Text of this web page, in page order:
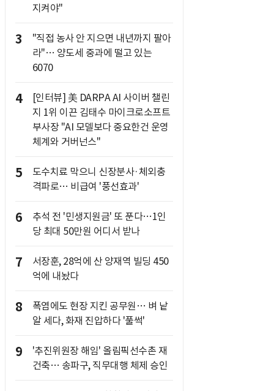
지켜야"
3
"직접 농사 안 지으면 내년까지 팔아
라"… 양도세 중과에 떨고 있는
6070
4
[인터뷰] 美 DARPA AI 사이버 챌린
지 1위 이끈 김태수 마이크로소프트
부사장 "AI 모델보다 중요한건 운영
체계와 거버넌스"
5
도수치료 막으니 신장분사·체외충
격파로… 비급여 '풍선효과'
6
추석 전 '민생지원금' 또 푼다…1인
당 최대 50만원 어디서 받나
7
서장훈, 28억에 산 양재역 빌딩 450
억에 내놨다
8
폭염에도 현장 지킨 공무원… 벼 낱
알 세다, 화재 진압하다 '풀썩'
9
'추진위원장 해임' 올림픽선수촌 재
건축… 송파구, 직무대행 체제 승인